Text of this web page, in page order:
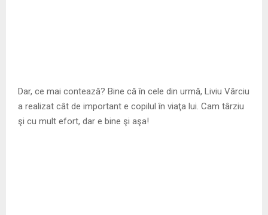
Dar, ce mai contează? Bine că în cele din urmă, Liviu Vârciu
a realizat cât de important e copilul în viaţa lui. Cam târziu
şi cu mult efort, dar e bine şi aşa!